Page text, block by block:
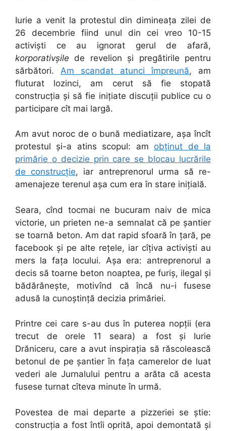
Iurie a venit la protestul din dimineața zilei de
26 decembrie fiind unul din cei vreo 10-15
activiști ce au ignorat gerul de afară,
korporativșile de revelion și pregătirile pentru
sărbători. Am scandat atunci împreună, am
fluturat lozinci, am cerut să fie stopată
construcția și să fie inițiate discuții publice cu o
participare cît mai largă.
Am avut noroc de o bună mediatizare, așa încît
protestul și-a atins scopul: am obținut de la
primărie o decizie prin care se blocau lucrările
de construcție, iar antreprenorul urma să re-
amenajeze terenul așa cum era în stare inițială.
Seara, cînd tocmai ne bucuram naiv de mica
victorie, un prieten ne-a semnalat că pe șantier
se toarnă beton. Am dat rapid sfoară în țară, pe
facebook și pe alte rețele, iar cîțiva activiști au
mers la fața locului. Așa era: antreprenorul a
decis să toarne beton noaptea, pe furiș, ilegal și
bădărănește, motivînd că încă nu-i fusese
adusă la cunoștință decizia primăriei.
Printre cei care s-au dus în puterea nopții (era
trecut de orele 11 seara) a fost și Iurie
Drăniceru, care a avut inspirația să răscolească
betonul de pe șantier în fața camerelor de luat
vederi ale Jurnalului pentru a arăta că acesta
fusese turnat cîteva minute în urmă.
Povestea de mai departe a pizzeriei se știe:
construcția a fost întîi oprită, apoi demontată și